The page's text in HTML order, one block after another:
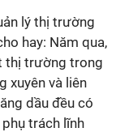
lý thị trường
hay: Năm qua,
thị trường trong
xuyên và liên
dầu đều có
trách lĩnh